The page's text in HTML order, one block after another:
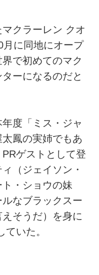
クラーレン クオ
月に同地にオープ
で初めてのマク
ーになるのだと
度「ミス・ジャ
鳳の実姉でもあ
ゲストとして登
（ジェイソン・
・ショウの妹
なブラックスー
そうだ）を身に
いた。